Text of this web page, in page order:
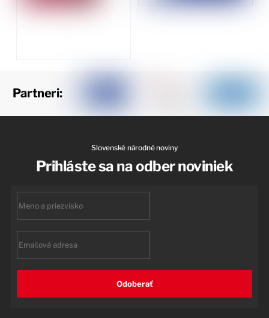
Partneri:
Slovenské národné noviny
Prihláste sa na odber noviniek
Odoberať